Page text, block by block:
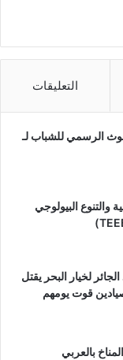
التعليقات
الرسمي للشباب لـ
والتنوع البيولوجي
لخيار البحر يقتل
قوت يومهم
بالعربي